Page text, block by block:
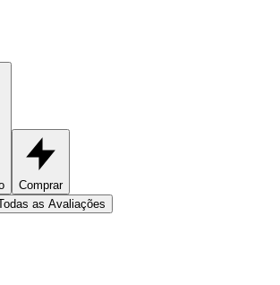
Comprar
as Avaliações